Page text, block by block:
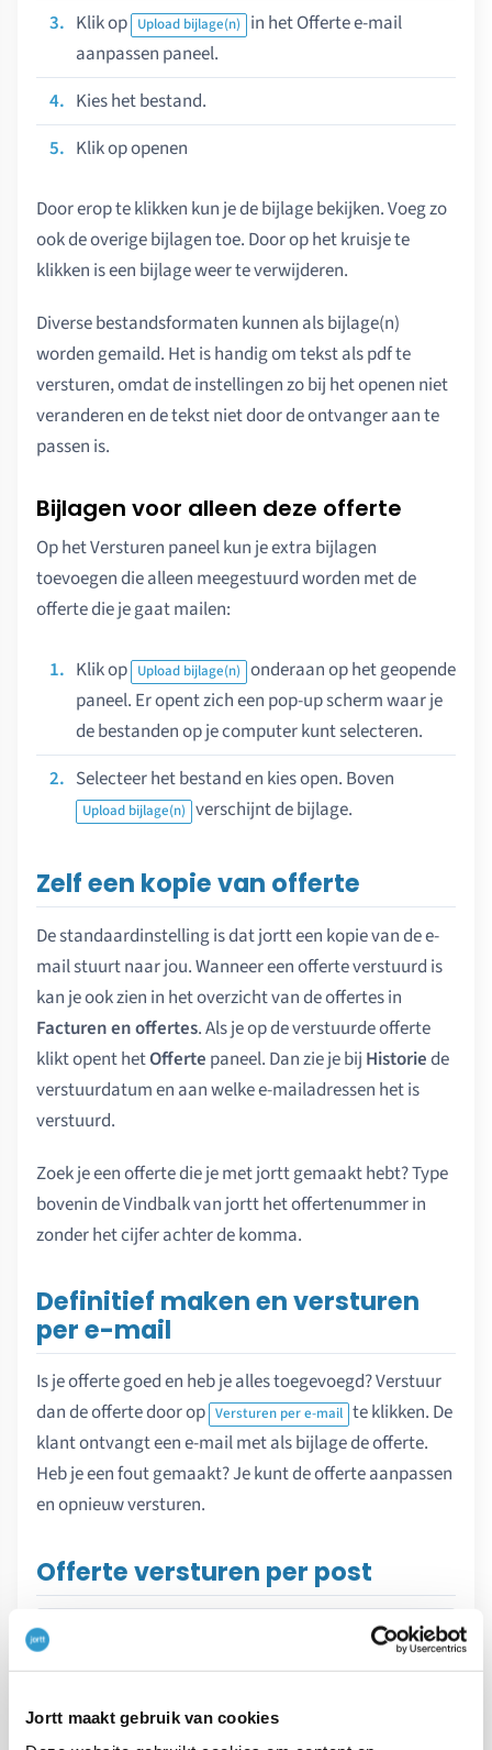
Jortt maakt gebruik van cookies
Klik op Upload bijlage(n)
in het Offerte e-mail
aanpassen paneel.
Kies het bestand.
Klik op openen
Door erop te klikken kun je de bijlage bekijken. Voeg zo
ook de overige bijlagen toe. Door op het kruisje te
klikken is een bijlage weer te verwijderen.
Diverse bestandsformaten kunnen als bijlage(n)
worden gemaild. Het is handig om tekst als pdf te
versturen, omdat de instellingen zo bij het openen niet
veranderen en de tekst niet door de ontvanger aan te
passen is.
Bijlagen voor alleen deze offerte
Op het Versturen paneel kun je extra bijlagen
toevoegen die alleen meegestuurd worden met de
offerte die je gaat mailen:
Klik op Upload bijlage(n) onderaan op het geopende
paneel. Er opent zich een pop-up scherm waar je
de bestanden op je computer kunt selecteren.
Selecteer het bestand en kies open. Boven
Upload bijlage(n) verschijnt de bijlage.
Zelf een kopie van offerte
De standaardinstelling is dat jortt een kopie van de e-
mail stuurt naar jou. Wanneer een offerte verstuurd is
kan je ook zien in het overzicht van de offertes in
Facturen en offertes. Als je op de verstuurde offerte
klikt opent hetOfferte paneel. Dan zie je bij Historiede
verstuurdatum en aan welke e-mailadressen het is
verstuurd.
Zoek je een offerte die je met jortt gemaakt hebt? Type
bovenin de Vindbalk van jortt het offertenummer in
zonder het cijfer achter de komma.
Definitief maken en versturen
per e-mail
Is je offerte goed en heb je alles toegevoegd? Verstuur
dan de offerte door op Versturen per e-mail te klikken. De
klant ontvangt een e-mail met als bijlage de offerte.
Heb je een fout gemaakt? Je kunt de offerte aanpassen
en opnieuw versturen.
Offerte versturen per post